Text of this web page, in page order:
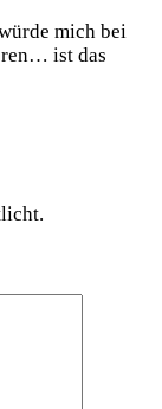
mich bei
ist das